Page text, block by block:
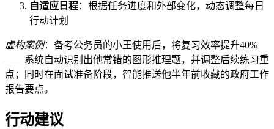
自适应日程：根据任务进度和外部变化，动态调整每日
行动计划
虚构案例：备考公务员的小王使用后，将复习效率提升40%
——系统自动识别出他常错的图形推理题，并调整后续练习重
点；同时在面试准备阶段，智能推送他半年前收藏的政府工作
报告要点。
行动建议